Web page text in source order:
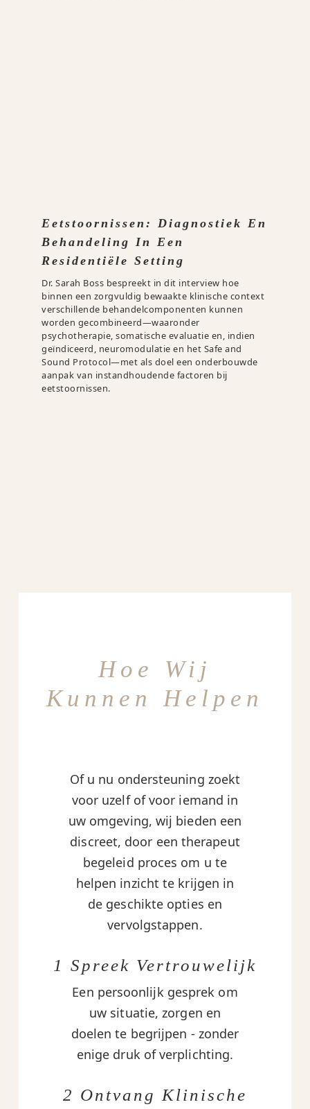
Eetstoornissen: Diagnostiek En
Behandeling In Een
Residentiële Setting
Dr. Sarah Boss bespreekt in dit interview hoe
binnen een zorgvuldig bewaakte klinische context
verschillende behandelcomponenten kunnen
worden gecombineerd—waaronder
psychotherapie, somatische evaluatie en, indien
geïndiceerd, neuromodulatie en het Safe and
Sound Protocol—met als doel een onderbouwde
aanpak van instandhoudende factoren bij
eetstoornissen.
Hoe Wij
Kunnen Helpen
Of u nu ondersteuning zoekt
voor uzelf of voor iemand in
uw omgeving, wij bieden een
discreet, door een therapeut
begeleid proces om u te
helpen inzicht te krijgen in
de geschikte opties en
vervolgstappen.
1 Spreek Vertrouwelijk
Een persoonlijk gesprek om
uw situatie, zorgen en
doelen te begrijpen - zonder
enige druk of verplichting.
2 Ontvang Klinische